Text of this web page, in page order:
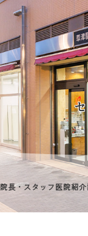
院長・スタッフ医院紹介